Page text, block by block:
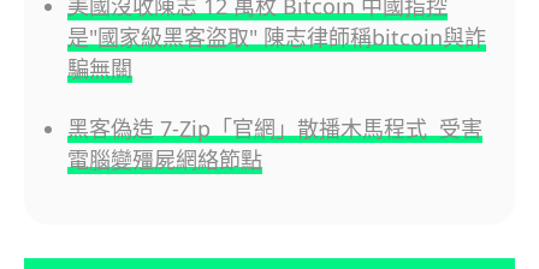
美國沒收陳志 12 萬枚 Bitcoin 中國指控
是"國家級黑客盜取" 陳志律師稱bitcoin與詐
騙無關
黑客偽造 7-Zip「官網」散播木馬程式 受害
電腦變殭屍網絡節點